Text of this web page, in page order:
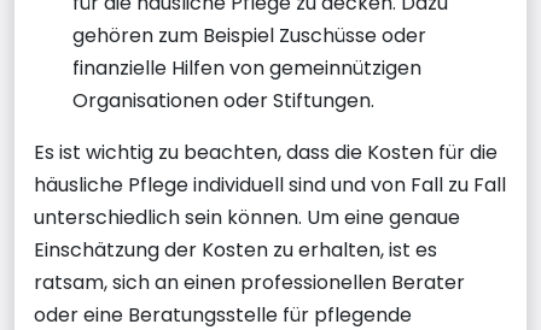
gehören zum Beispiel Zuschüsse oder
finanzielle Hilfen von gemeinnützigen
Organisationen oder Stiftungen.
Es ist wichtig zu beachten, dass die Kosten für die
häusliche Pflege individuell sind und von Fall zu Fall
unterschiedlich sein können. Um eine genaue
Einschätzung der Kosten zu erhalten, ist es
ratsam, sich an einen professionellen Berater
oder eine Beratungsstelle für pflegende